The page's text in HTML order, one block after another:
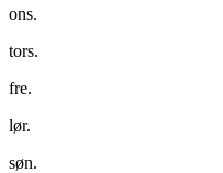
ons.
tors.
fre.
lør.
søn.